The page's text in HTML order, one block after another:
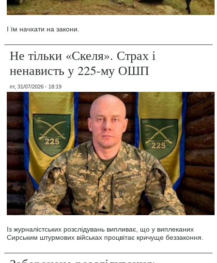
І їм начхати на закони.
Не тільки «Скеля». Страх і
ненависть у 225-му ОШП
пт, 31/07/2026 - 18:19
Із журналістських розслідувань випливає, що у виплеканих
Сирським штурмових військах процвітає кричуще беззаконня.